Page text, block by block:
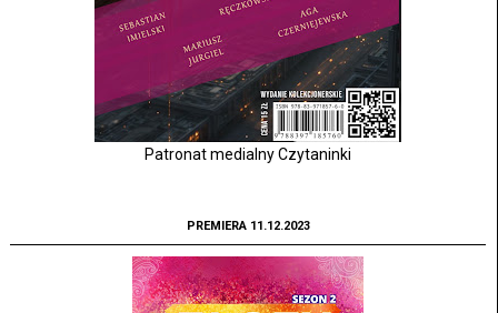
Patronat medialny Czytaninki
PREMIERA 11.12.2023